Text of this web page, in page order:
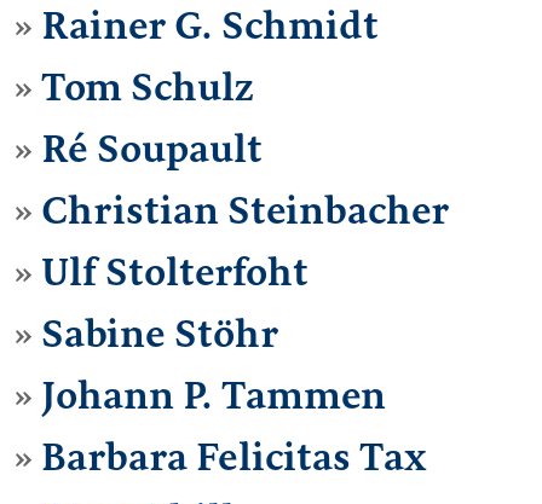
Rainer G. Schmidt
Tom Schulz
Ré Soupault
Christian Steinbacher
Ulf Stolterfoht
Sabine Stöhr
Johann P. Tammen
Barbara Felicitas Tax